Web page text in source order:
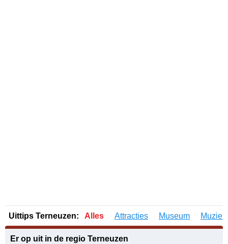
Uittips Terneuzen: Alles Attracties Museum Muziek
Er op uit in de regio Terneuzen